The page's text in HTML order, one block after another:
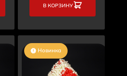
В КОРЗИНУ
Новинка